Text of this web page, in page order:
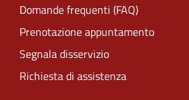
Domande frequenti (FAQ)
Prenotazione appuntamento
Segnala disservizio
Richiesta di assistenza